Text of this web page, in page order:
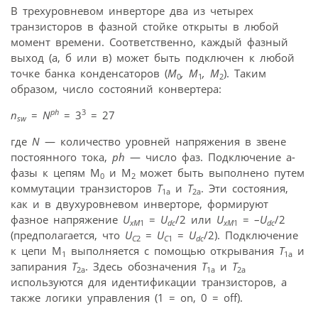
В трехуровневом инверторе два из четырех
транзисторов в фазной стойке открыты в любой
момент времени. Соответственно, каждый фазный
выход (a, б или в) может быть подключен к любой
точке банка конденсаторов (M0, M1, M2). Таким
образом, число состояний конвертера:
nsw = Nph = 33 = 27
где N — количество уровней напряжения в звене
постоянного тока, ph — число фаз. Подключение a-
фазы к цепям M0 и M 2 может быть выполнено путем
коммутации транзисторов T1a и T2a. Эти состояния,
как и в двухуровневом инверторе, формируют
фазное напряжение UxM1 = Udc/2 или UxM1 = –Udc/2
(предполагается, что UC2 = UC1 = Udc/2). Подключение
к цепи M 1 выполняется с помощью открывания T1a и
запирания T2a. Здесь обозначения T1a и T2a
используются для идентификации транзисторов, а
также логики управления (1 = on, 0 = off).